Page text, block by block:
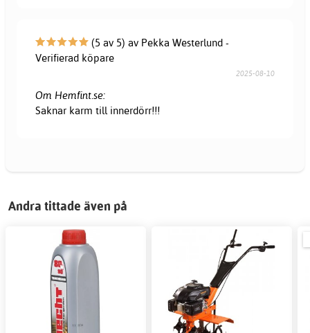
(5 av 5) av Pekka Westerlund -
Verifierad köpare
2025-08-10
Om Hemfint.se:
Saknar karm till innerdörr!!!
Andra tittade även på